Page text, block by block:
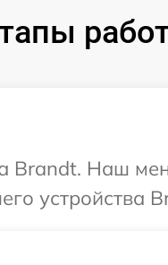
Brandt. Наш
устройства